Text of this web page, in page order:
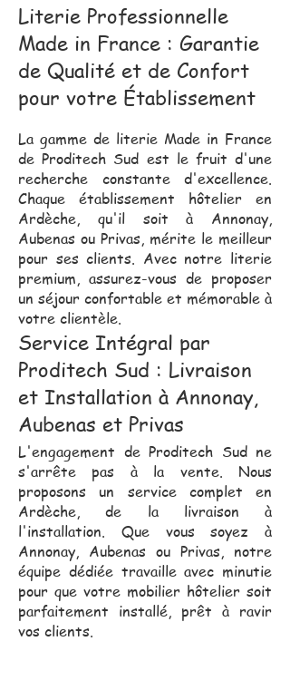
Literie Professionnelle
Made in France : Garantie
de Qualité et de Confort
pour votre Établissement
La gamme de literie Made in France
de Proditech Sud est le fruit d'une
recherche constante d'excellence.
Chaque établissement hôtelier en
Ardèche, qu'il soit à Annonay,
Aubenas ou Privas, mérite le meilleur
pour ses clients. Avec notre literie
premium, assurez-vous de proposer
un séjour confortable et mémorable à
votre clientèle.
Service Intégral par
Proditech Sud : Livraison
et Installation à Annonay,
Aubenas et Privas
L'engagement de Proditech Sud ne
s'arrête pas à la vente. Nous
proposons un service complet en
Ardèche, de la livraison à
l'installation. Que vous soyez à
Annonay, Aubenas ou Privas, notre
équipe dédiée travaille avec minutie
pour que votre mobilier hôtelier soit
parfaitement installé, prêt à ravir
vos clients.